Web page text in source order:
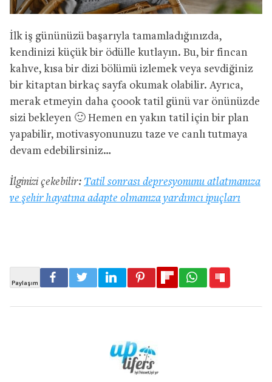
İlk iş gününüzü başarıyla tamamladığınızda,
kendinizi küçük bir ödülle kutlayın. Bu, bir fincan
kahve, kısa bir dizi bölümü izlemek veya sevdiğiniz
bir kitaptan birkaç sayfa okumak olabilir. Ayrıca,
merak etmeyin daha çoook tatil günü var önünüzde
sizi bekleyen 🙂 Hemen en yakın tatil için bir plan
yapabilir, motivasyonunuzu taze ve canlı tutmaya
devam edebilirsiniz…
İlginizi çekebilir: Tatil sonrası depresyonunu atlatmanıza
ve şehir hayatına adapte olmanıza yardımcı ipuçları